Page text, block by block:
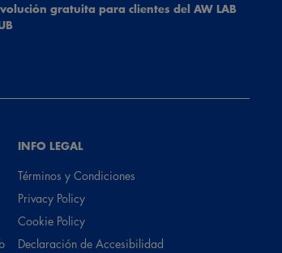
gratuita para clientes del AW LAB
INFO LEGAL
Términos y Condiciones
Privacy Policy
Cookie Policy
Declaración de Accesibilidad